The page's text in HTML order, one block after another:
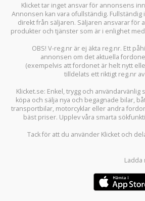
Klicket tar inget ansvar för annonsens
Annonsen kan vara ofullständig.
direkt från säljaren. Säljaren ansvarar för
produkter och tjänster som är i enlighet
OBS! V-reg.nr är ej äkta reg.nr. Ett
annonsen om det aktuella
(exempelvis att fordonet är helt nytt
tilldelats ett riktigt reg.nr
Klicket.se: Enkel, trygg och användarvänlig
köpa och sälja nya och begagnade bilar,
transportbilar, motorcyklar eller andra
bäst priser. Upplev våra smarta
Tack för att du använder Klicket och
Ladda